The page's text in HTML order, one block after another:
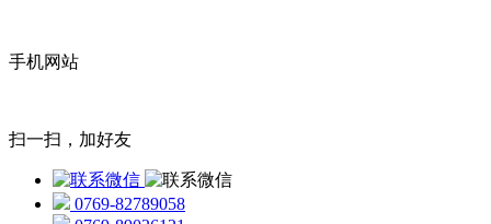
手机网站
扫一扫，加好友
0769-82789058